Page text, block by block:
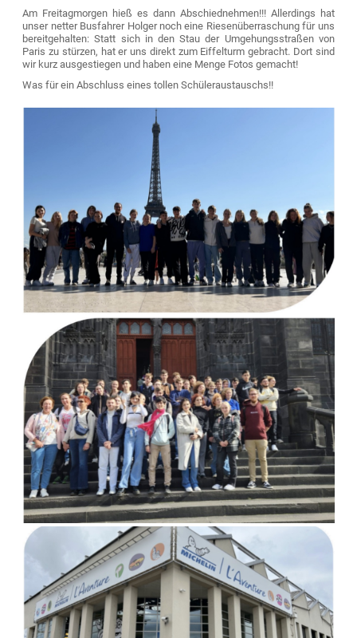
Am Freitagmorgen hieß es dann Abschiednehmen!!! Allerdings hat
unser netter Busfahrer Holger noch eine Riesenüberraschung für uns
bereitgehalten: Statt sich in den Stau der Umgehungsstraßen von
Paris zu stürzen, hat er uns direkt zum Eiffelturm gebracht. Dort sind
wir kurz ausgestiegen und haben eine Menge Fotos gemacht!
Was für ein Abschluss eines tollen Schüleraustauschs!!